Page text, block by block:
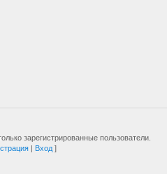
зарегистрированные пользователи.
| Вход ]